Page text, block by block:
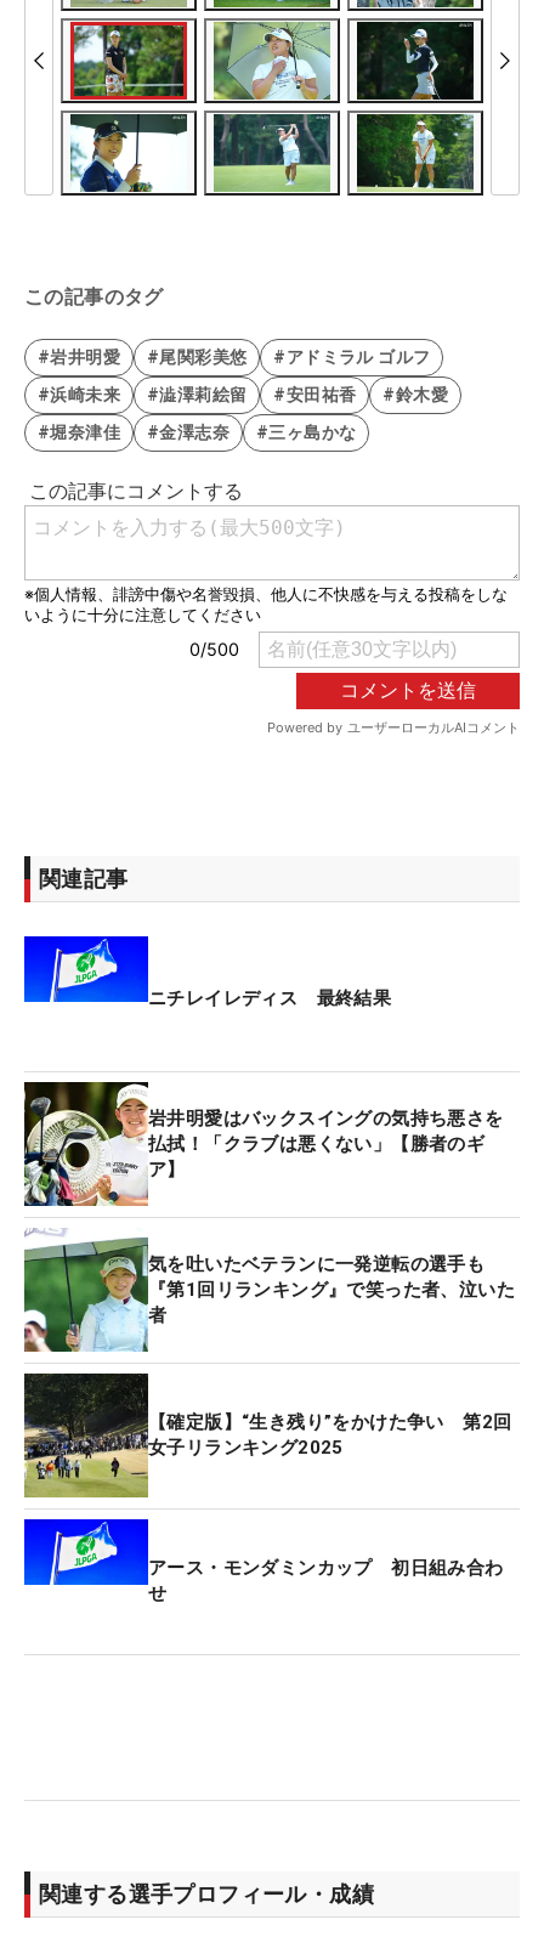
この記事のタグ
#岩井明愛 #尾関彩美悠
#アドミラル ゴルフ
#浜崎未来
#澁澤莉絵留 #安田祐香
#鈴木愛
#堀奈津佳
#金澤志奈 #三ヶ島かな
関連記事
ニチレイレディス 最終結果
岩井明愛はバックスイングの気持ち悪さを
払拭！「クラブは悪くない」【勝者のギ
ア】
気を吐いたベテランに一発逆転の選手も
『第1回リランキング』で笑った者、泣いた
者
【確定版】“生き残り”をかけた争い 第2回
女子リランキング2025
アース・モンダミンカップ 初日組み合わ
せ
関連する選手プロフィール・成績